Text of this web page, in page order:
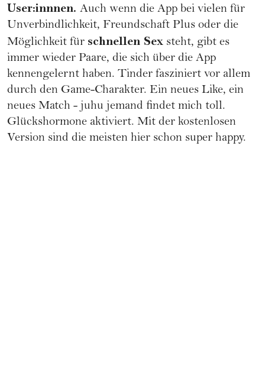
User:innnen. Auch wenn die App bei vielen für
Unverbindlichkeit, Freundschaft Plus oder die
Möglichkeit für schnellen Sex steht, gibt es
immer wieder Paare, die sich über die App
kennengelernt haben. Tinder fasziniert vor allem
durch den Game-Charakter. Ein neues Like, ein
neues Match - juhu jemand findet mich toll.
Glückshormone aktiviert. Mit der kostenlosen
Version sind die meisten hier schon super happy.